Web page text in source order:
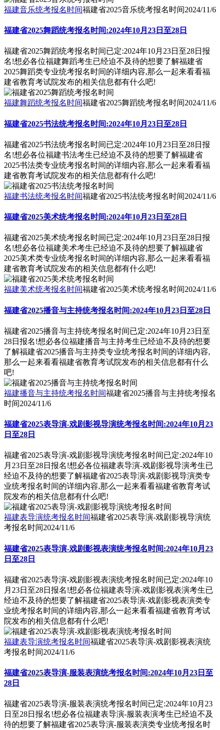
福建音乐统考报名时间福建省2025音乐统考报名时间2024/11/6
福建省2025舞蹈统考报名时间:2024年10月23日至28日
福建省2025舞蹈统考报名时间已定:2024年10月23日至28日报
名!想必各位福建舞蹈考生已经迫不及待的想要了解福建省
2025舞蹈类专业统考报名时间的详细内容,那么一起来看看福
建省教育考试院发布的相关信息都有什么吧!
福建舞蹈统考报名时间福建省2025舞蹈统考报名时间2024/11/6
福建省2025书法统考报名时间:2024年10月23日至28日
福建省2025书法统考报名时间已定:2024年10月23日至28日报
名!想必各位福建书法考生已经迫不及待的想要了解福建省
2025书法类专业统考报名时间的详细内容,那么一起来看看福
建省教育考试院发布的相关信息都有什么吧!
福建书法统考报名时间福建省2025书法统考报名时间2024/11/6
福建省2025美术统考报名时间:2024年10月23日至28日
福建省2025美术统考报名时间已定:2024年10月23日至28日报
名!想必各位福建美术考生已经迫不及待的想要了解福建省
2025美术类专业统考报名时间的详细内容,那么一起来看看福
建省教育考试院发布的相关信息都有什么吧!
福建美术统考报名时间福建省2025美术统考报名时间2024/11/6
福建省2025播音与主持统考报名时间:2024年10月23日至28日
福建省2025播音与主持统考报名时间已定:2024年10月23日至
28日报名!想必各位福建播音与主持考生已经迫不及待的想要
了解福建省2025播音与主持类专业统考报名时间的详细内容,
那么一起来看看福建省教育考试院发布的相关信息都有什么
吧!
福建播音与主持统考报名时间福建省2025播音与主持统考报名
时间2024/11/6
福建省2025表导演-戏剧影视导演统考报名时间:2024年10月23
日至28日
福建省2025表导演-戏剧影视导演统考报名时间已定:2024年10
月23日至28日报名!想必各位福建表导演-戏剧影视导演考生已
经迫不及待的想要了解福建省2025表导演-戏剧影视导演类专
业统考报名时间的详细内容,那么一起来看看福建省教育考试
院发布的相关信息都有什么吧!
福建表导演统考报名时间福建省2025表导演-戏剧影视导演统
考报名时间2024/11/6
福建省2025表导演-戏剧影视表演统考报名时间:2024年10月23
日至28日
福建省2025表导演-戏剧影视表演统考报名时间已定:2024年10
月23日至28日报名!想必各位福建表导演-戏剧影视表演考生已
经迫不及待的想要了解福建省2025表导演-戏剧影视表演类专
业统考报名时间的详细内容,那么一起来看看福建省教育考试
院发布的相关信息都有什么吧!
福建表导演统考报名时间福建省2025表导演-戏剧影视表演统
考报名时间2024/11/6
福建省2025表导演-服装表演统考报名时间:2024年10月23日至
28日
福建省2025表导演-服装表演统考报名时间已定:2024年10月23
日至28日报名!想必各位福建表导演-服装表演考生已经迫不及
待的想要了解福建省2025表导演-服装表演类专业统考报名时